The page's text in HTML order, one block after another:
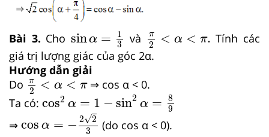
Bài 3. Cho sinα =
1
3
sin 3 và π
2 < α < π.
π < α< π.
Tính các
giá trị lượng giác của góc 2α.
Hướng dẫn giải
Do
π
2 < α < π
π2<α<π
⇒ cos α < 0.
Ta có: cos2 α = 1 − sin2 α =
8
9
cos2 α = − sin 2α=8
⇒ cos α = − 2√2
3
cos 23
(do cos α < 0).